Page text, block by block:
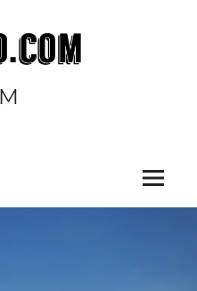
Menu